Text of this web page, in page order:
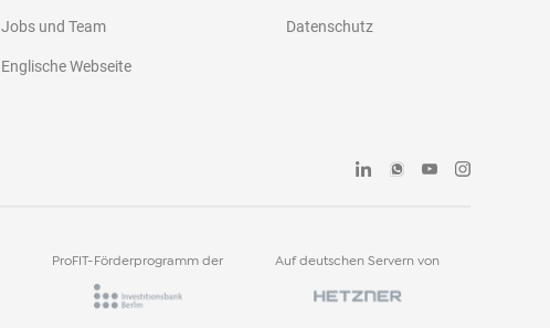
Jobs und Team
Englische Webseite
Datenschutz
ProFIT-Förderprogramm der Auf deutschen Servern von